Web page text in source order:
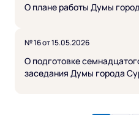
О плане работы Думы
№ 16 от 15.05.2026
О подготовке
заседания Думы города